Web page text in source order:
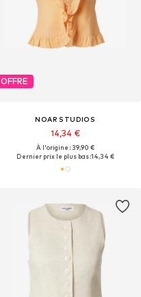
OFFRE
NOAR STUDIOS
14,34 €
À l'origine : 39,90 €
Dernier prix le plus bas :14,34 €